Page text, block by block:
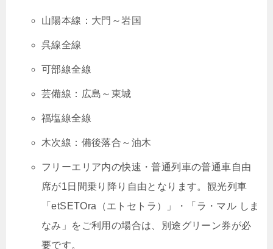
山陽本線：大門～岩国
呉線全線
可部線全線
芸備線：広島～東城
福塩線全線
木次線：備後落合～油木
フリーエリア内の快速・普通列車の普通車自由
席が1日間乗り降り自由となります。観光列車
「etSETOra（エトセトラ）」・「ラ・マル しま
なみ」をご利用の場合は、別途グリーン券が必
要です。